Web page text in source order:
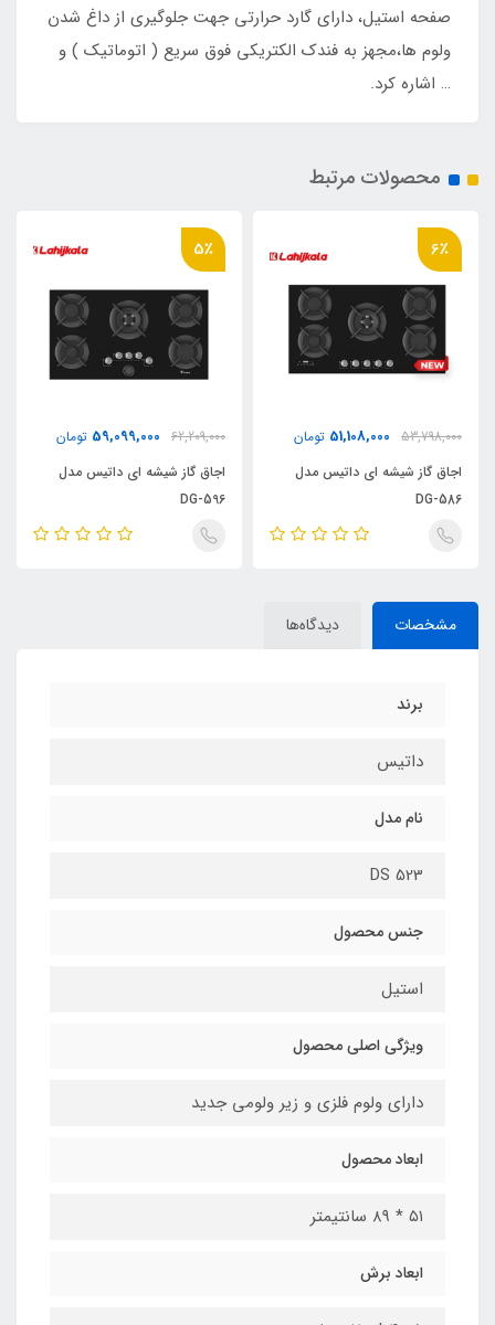
صفحه استیل، دارای گارد حرارتی جهت جلوگیری از داغ شدن
ولوم ها،مجهز به فندک الکتریکی فوق سریع ( اتوماتیک ) و
… اشاره کرد.
محصولات مرتبط
62,209,000
59,099,000
اجاق گاز شیشه ای داتیس مدل
31,984,000
30,385,000
مشخصات دیدگاه‌ها
برند
داتیس
نام مدل
DS 523
جنس محصول
استیل
ویژگی اصلی محصول
دارای ولوم فلزی و زیر ولومی جدید
ابعاد محصول
۵۱ * ۸۹ سانتیمتر
ابعاد برش